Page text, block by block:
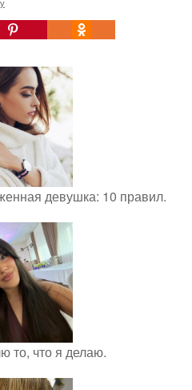
девушка: 10 правил.
то, что я делаю.